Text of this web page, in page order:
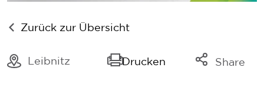
Zurück zur Übersicht
Leibnitz Drucken Share